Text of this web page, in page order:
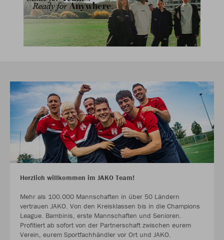
Herzlich willkommen im JAKO Team!
Mehr als 100.000 Mannschaften in über 50 Ländern
vertrauen JAKO. Von den Kreisklassen bis in die Champions
League. Bambinis, erste Mannschaften und Senioren.
Profitiert ab sofort von der Partnerschaft zwischen eurem
Verein, eurem Sportfachhändler vor Ort und JAKO.